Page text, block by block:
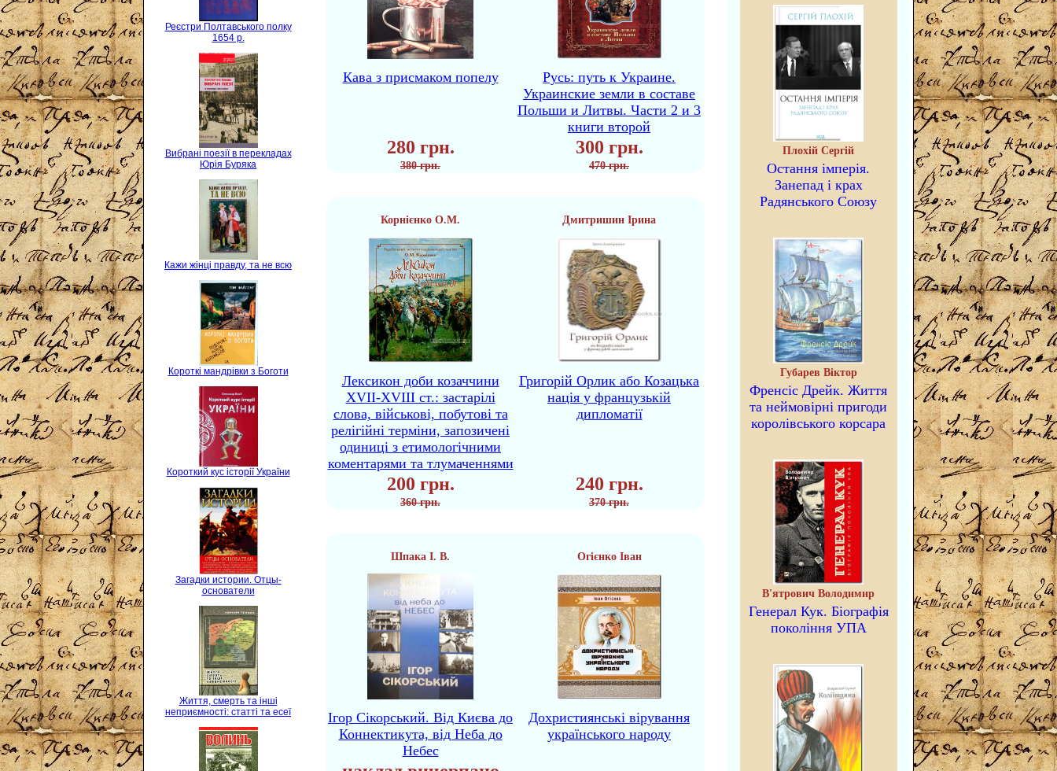
Реєстри Полтавського полку
1654 р.
Вибрані поезії в перекладах
Юрія Буряка
Кажи жінці правду, та не всю
Короткі мандрівки з Боготи
Короткий кус історії України
Загадки истории. Отцы-
основатели
Життя, смерть та інші
неприємності: статті та есеї
Кава з присмаком попелу
Русь: путь к Украине.
Украинские земли в составе
Польши и Литвы. Части 2 и 3
книги второй
280 грн. 300 грн.
380 грн. 470 грн.
Корнієнко О.М. Дмитришин Ірина
Лексикон доби козаччини
XVII-XVIII ст.: застарілі
слова, військові, побутові та
релігійні терміни, запозичені
одиниці з етимологічними
коментарями та тлумаченнями
Григорій Орлик або Козацька
нація у французькій
дипломатії
200 грн. 240 грн.
360 грн. 370 грн.
Шпака І. В. Огієнко Іван
Ігор Сікорський. Від Києва до
Коннектикута, від Неба до
Небес
Дохристиянські вірування
українського народу
Плохій Сергій
Остання імперія.
Занепад і крах
Радянського Союзу
Губарев Віктор
Френсіс Дрейк. Життя
та неймовірні пригоди
королівського корсара
В'ятрович Володимир
Генерал Кук. Біографія
покоління УПА